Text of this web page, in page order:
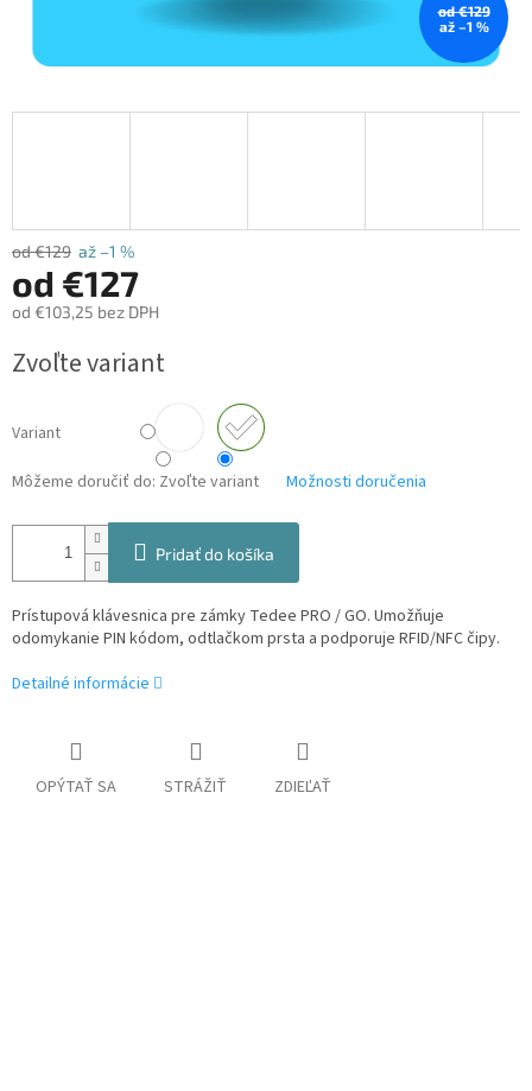
od €129
až –1 %
od €129 až –1 %
od €127
od €103,25 bez DPH
cena:
Zvoľte variant
Variant
Môžeme doručiť do: Zvoľte variant Možnosti doručenia
Pridať do košíka
Prístupová klávesnica pre zámky Tedee PRO / GO. Umožňuje
odomykanie PIN kódom, odtlačkom prsta a podporuje RFID/NFC čipy.
Detailné informácie
OPÝTAŤ SA STRÁŽIŤ ZDIEĽAŤ